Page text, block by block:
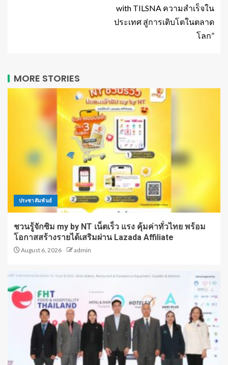
with TILSNA ความสำเร็จใน
ประเทศ สู่การเติบโตในตลาด
โลก”
MORE STORIES
ประชาสัมพันธ์
ชวนรู้จักซิม my by NT เน็ตเร็ว แรง คุ้มค่าทั่วไทย พร้อม
โอกาสสร้างรายได้เสริมผ่าน Lazada Affiliate
August 6, 2026 admin